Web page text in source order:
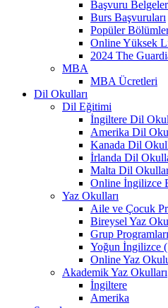
Başvuru
Burs Başvuruları
Popüler
Online Yüksek
2024 The
MBA
MBA Ücretleri
Dil Okulları
Dil Eğitimi
İngiltere Dil
Amerika Dil
Kanada Dil
İrlanda Dil
Malta Dil
Online İngilizce
Yaz Okulları
Aile ve Çocuk
Bireysel Yaz
Grup Programları
Yoğun İngilizce
Online Yaz
Akademik Yaz Okulları
İngiltere
Amerika